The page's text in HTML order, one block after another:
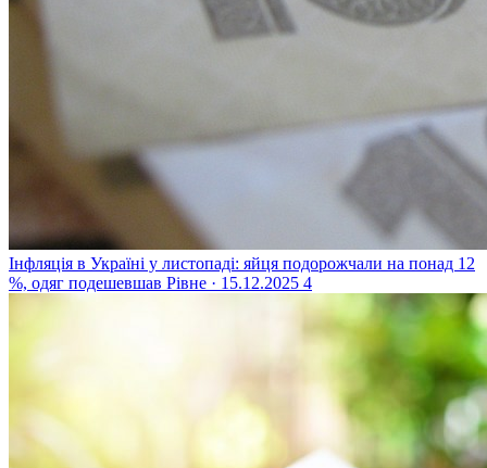
Інфляція в Україні у листопаді: яйця подорожчали на понад 12
%, одяг подешевшав Рівне · 15.12.2025 4